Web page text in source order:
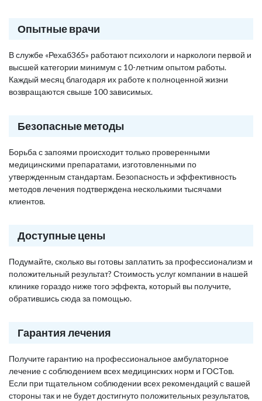
Опытные врачи
В службе «Рехаб365» работают психологи и наркологи первой и
высшей категории минимум с 10-летним опытом работы.
Каждый месяц благодаря их работе к полноценной жизни
возвращаются свыше 100 зависимых.
Безопасные методы
Борьба с запоями происходит только проверенными
медицинскими препаратами, изготовленными по
утвержденным стандартам. Безопасность и эффективность
методов лечения подтверждена несколькими тысячами
клиентов.
Доступные цены
Подумайте, сколько вы готовы заплатить за профессионализм и
положительный результат? Стоимость услуг компании в нашей
клинике гораздо ниже того эффекта, который вы получите,
обратившись сюда за помощью.
Гарантия лечения
Получите гарантию на профессиональное амбулаторное
лечение с соблюдением всех медицинских норм и ГОСТов.
Если при тщательном соблюдении всех рекомендаций с вашей
стороны так и не будет достигнуто положительных результатов,